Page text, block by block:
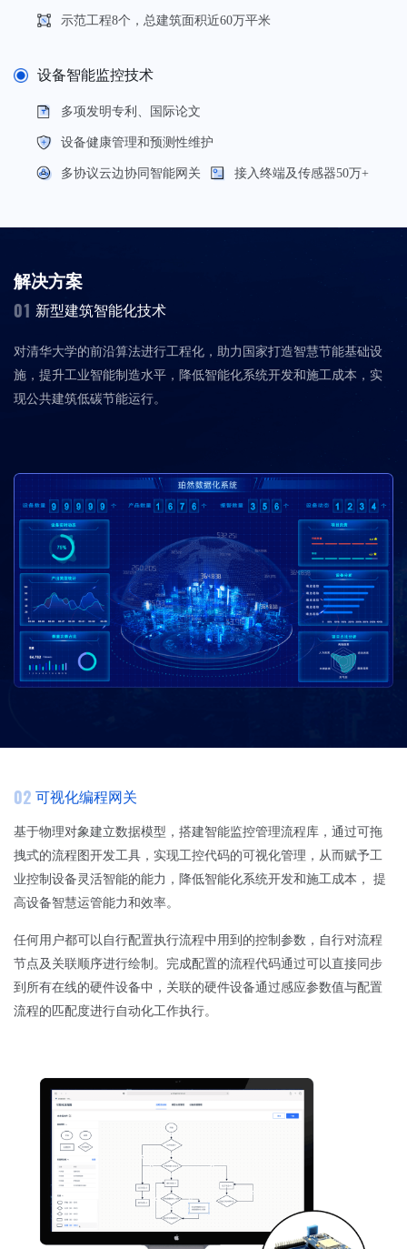
示范工程8个，总建筑面积近60万平米
设备智能监控技术
多项发明专利、国际论文
设备健康管理和预测性维护
多协议云边协同智能网关 接入终端及传感器50万+
解决方案
01 新型建筑智能化技术
对清华大学的前沿算法进行工程化，助力国家打造智慧节能基础设
施，提升工业智能制造水平，降低智能化系统开发和施工成本，实
现公共建筑低碳节能运行。
02 可视化编程网关
基于物理对象建立数据模型，搭建智能监控管理流程库，通过可拖
拽式的流程图开发工具，实现工控代码的可视化管理，从而赋予工
业控制设备灵活智能的能力，降低智能化系统开发和施工成本， 提
高设备智慧运管能力和效率。
任何用户都可以自行配置执行流程中用到的控制参数，自行对流程
节点及关联顺序进行绘制。完成配置的流程代码通过可以直接同步
到所有在线的硬件设备中，关联的硬件设备通过感应参数值与配置
流程的匹配度进行自动化工作执行。